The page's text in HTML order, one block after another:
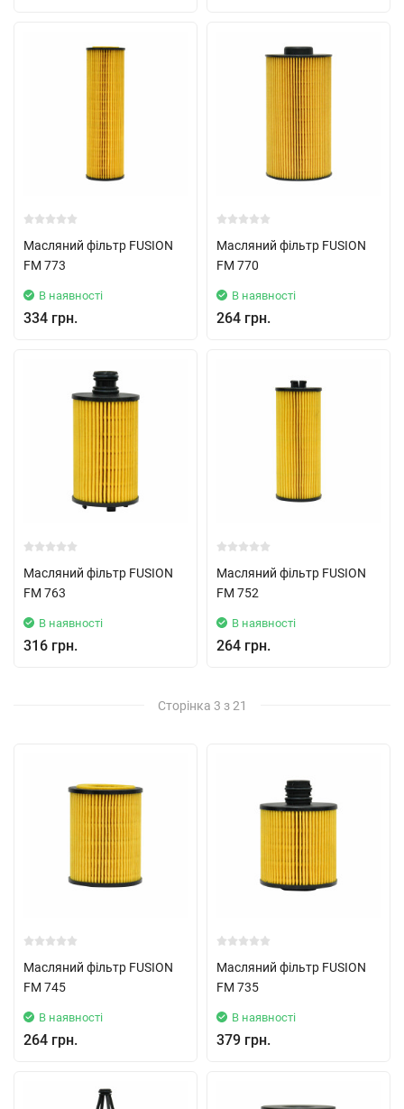
Масляний фільтр FUSION
FM 773
В наявності
334 грн.
Масляний фільтр FUSION
FM 770
В наявності
264 грн.
Масляний фільтр FUSION
FM 763
В наявності
316 грн.
Масляний фільтр FUSION
FM 752
В наявності
264 грн.
Сторінка 3 з 21
Масляний фільтр FUSION
FM 745
В наявності
264 грн.
Масляний фільтр FUSION
FM 735
В наявності
379 грн.